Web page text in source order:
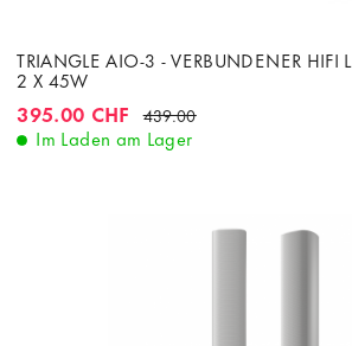
TRIANGLE AIO-3 - VERBUNDENER HIFI
2 X 45W
395.00 CHF 439.00
Im Laden am Lager